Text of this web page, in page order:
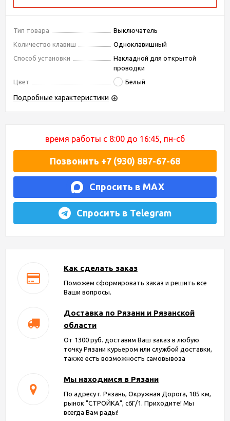
Тип товара
Выключатель
Количество клавиш
Одноклавишный
Способ установки
Накладной для открытой
проводки
Цвет
Белый
Подробные характеристики
время работы с 8:00 до 16:45, пн-сб
Позвонить +7 (930) 887-67-68
Спросить в MAX
Спросить в Telegram
Как сделать заказ
Поможем сформировать заказ и решить все
Ваши вопросы.
Доставка по Рязани и Рязанской
области
От 1300 руб. доставим Ваш заказ в любую
точку Рязани курьером или службой доставки,
также есть возможность самовывоза
Мы находимся в Рязани
По адресу г. Рязань, Окружная Дорога, 185 км,
рынок "СТРОЙКА", с6Г/1. Приходите! Мы
всегда Вам рады!